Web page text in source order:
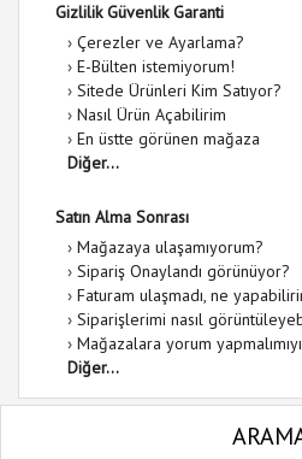
Gizlilik Güvenlik Garanti
› Çerezler ve Ayarlama?
› E-Bülten istemiyorum!
› Sitede Ürünleri Kim Satıyor?
› Nasıl Ürün Açabilirim
› En üstte görünen mağaza
Diğer...
Satın Alma Sonrası
› Mağazaya ulaşamıyorum?
› Sipariş Onaylandı görünüyor?
› Faturam ulaşmadı, ne
› Siparişlerimi nasıl
› Mağazalara yorum
Diğer...